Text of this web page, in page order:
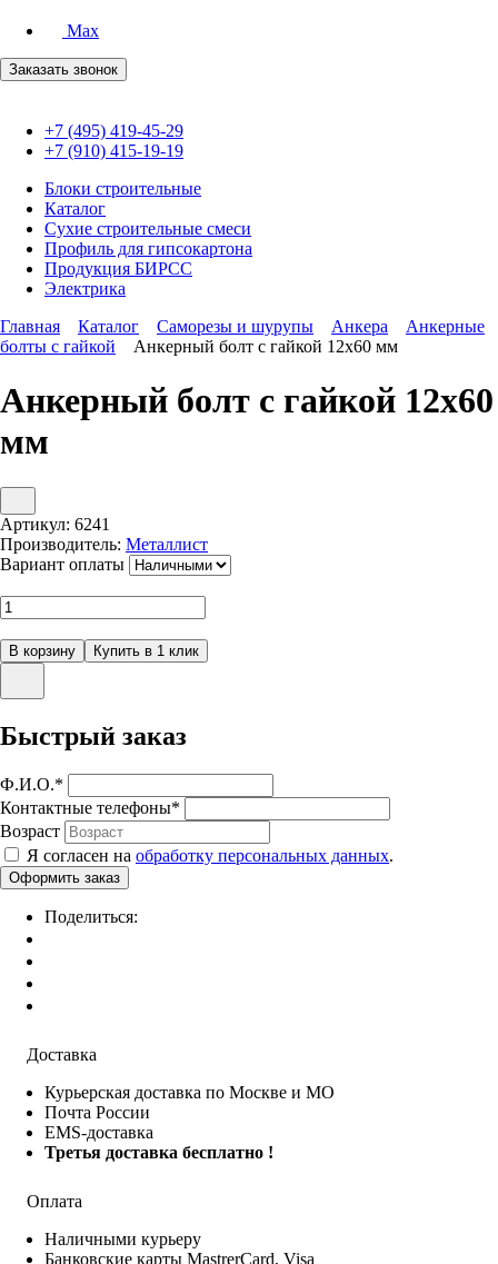
Max
Заказать звонок
+7 (495) 419-45-29
+7 (910) 415-19-19
Блоки строительные
Каталог
Сухие строительные смеси
Профиль для гипсокартона
Продукция БИРСС
Электрика
Главная
Каталог Саморезы и шурупы Анкера
Анкерные
болты с гайкой
Анкерный болт с гайкой 12х60 мм
Анкерный болт с гайкой 12х60
мм
Артикул: 6241
Производитель: Металлист
Вариант оплаты
Быстрый заказ
Ф.И.О.*
Контактные телефоны*
Возраст
Я согласен на обработку персональных данных.
Поделиться:
Доставка
Курьерская доставка по Москве и МО
Почта России
EMS-доставка
Третья доставка бесплатно !
Оплата
Наличными курьеру
Банковские карты MastrerCard, Visa